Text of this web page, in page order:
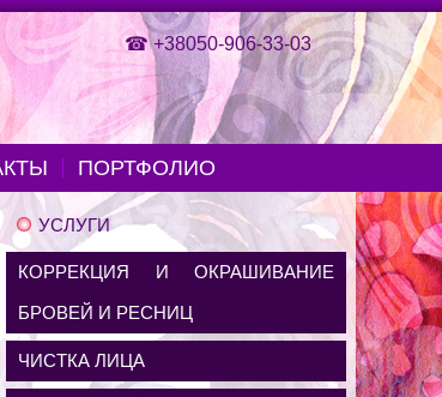
☎+38050-906-33-03
ПОРТФОЛИО
УСЛУГИ
КОРРЕКЦИЯ И ОКРАШИВАНИЕ
БРОВЕЙ И РЕСНИЦ
ЧИСТКА ЛИЦА